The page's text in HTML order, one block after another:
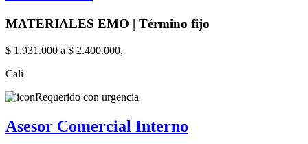
MATERIALES EMO | Término fijo
$ 1.931.000 a $ 2.400.000,
Cali
Requerido con urgencia
Asesor Comercial Interno